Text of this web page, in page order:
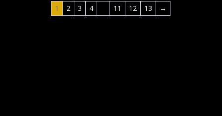
1 2 3 4 11 12 13 →